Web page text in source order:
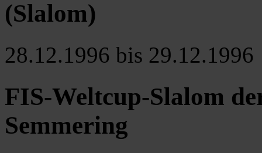
(Slalom)
28.12.1996 bis 29.12.1996
FIS-Weltcup-Slalom
Semmering